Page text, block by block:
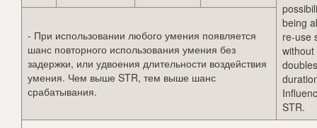
being
re-use
STR.
- При использовании любого умения появляется
шанс повторного использования умения без
задержки, или удвоения длительности воздействия
умения. Чем выше STR, тем выше шанс
срабатывания.